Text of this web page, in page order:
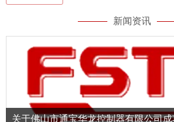
新闻资讯